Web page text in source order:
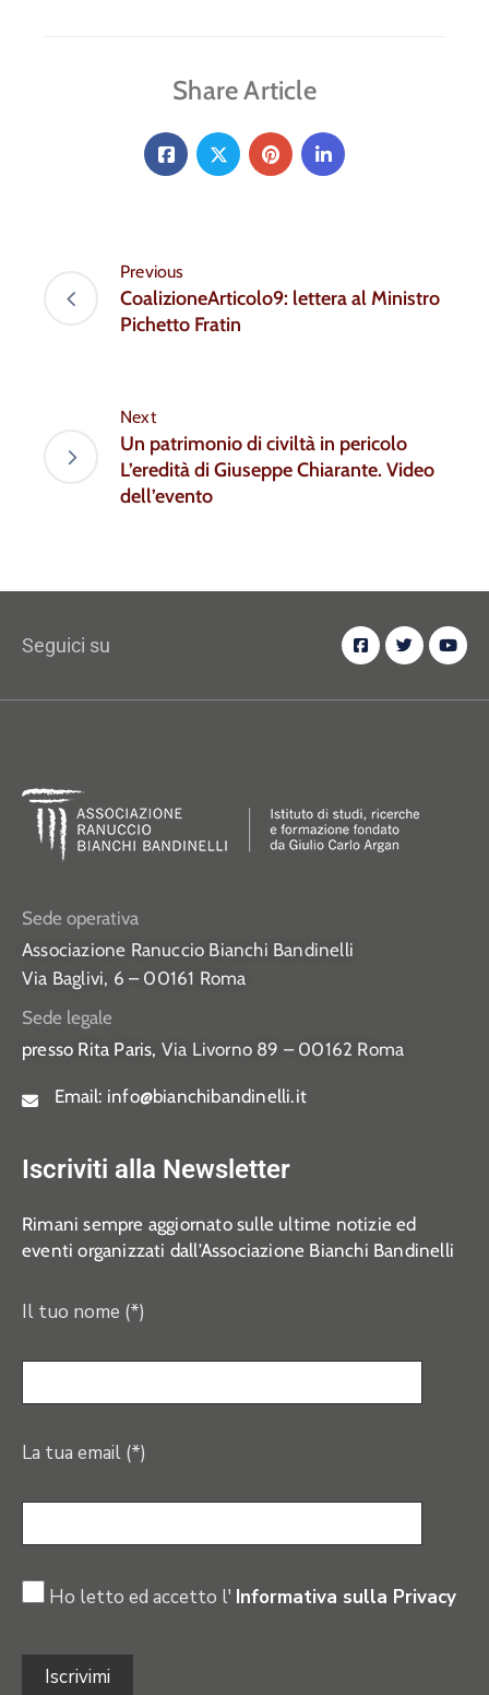
Share Article
Previous
CoalizioneArticolo9: lettera al Ministro
Pichetto Fratin
Next
Un patrimonio di civiltà in pericolo
L’eredità di Giuseppe Chiarante. Video
dell’evento
Seguici su
Sede operativa
Associazione Ranuccio Bianchi Bandinelli
Via Baglivi, 6 – 00161 Roma
Sede legale
presso Rita Paris, Via Livorno 89 – 00162 Roma
Email: info@bianchibandinelli.it
Iscriviti alla Newsletter
Rimani sempre aggiornato sulle ultime notizie ed
eventi organizzati dall’Associazione Bianchi Bandinelli
Il tuo nome (*)
La tua email (*)
Ho letto ed accetto l' Informativa sulla Privacy